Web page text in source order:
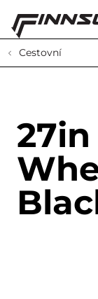
Cestovní
27in